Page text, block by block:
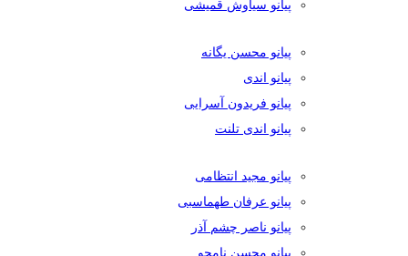
پیانو سیاوش قمیشی
پیانو محسن یگانه
پیانو اندی
پیانو فریدون آسرایی
پیانو اندی تلنت
پیانو مجید انتظامی
پیانو عرفان طهماسبی
پیانو ناصر چشم آذر
پیانو محسن نامجو